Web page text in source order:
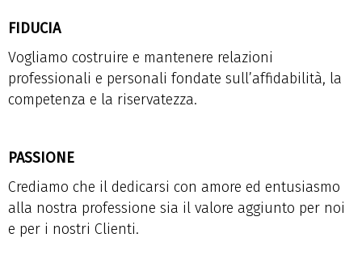
FIDUCIA
Vogliamo costruire e mantenere relazioni
professionali e personali fondate sull’affidabilità, la
competenza e la riservatezza.
PASSIONE
Crediamo che il dedicarsi con amore ed entusiasmo
alla nostra professione sia il valore aggiunto per noi
e per i nostri Clienti.